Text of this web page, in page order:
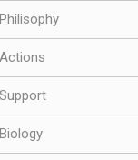
Philisophy
Actions
Support
Biology